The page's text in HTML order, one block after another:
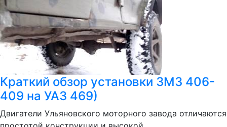
Краткий обзор установки ЗМЗ 406-
409 на УАЗ 469)
Двигатели Ульяновского моторного завода отличаются